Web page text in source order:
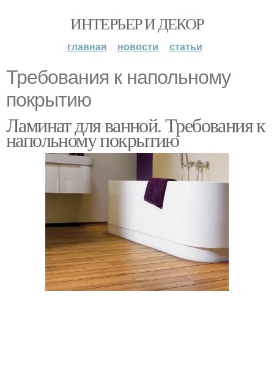
ИНТЕРЬЕР И ДЕКОР
главная новости статьи
Требования к напольному
покрытию
Ламинат для ванной. Требования к
напольному покрытию